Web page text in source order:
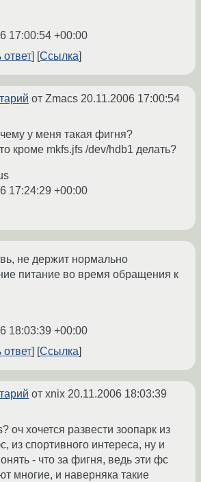
17:00:54 +00:00
ответ
Ссылка
от Zmacs 20.11.2006 17:00:54
у меня такая фигня?
кроме mkfs.jfs /dev/hdb1 делать?
17:24:29 +00:00
не держит нормально
питание во время обращения к
18:03:39 +00:00
ответ
Ссылка
от xnix 20.11.2006 18:03:39
оч хочется развести зоопарк из
из спортивного интереса, ну и
- что за фигня, ведь эти фс
многие, и наверняка такие